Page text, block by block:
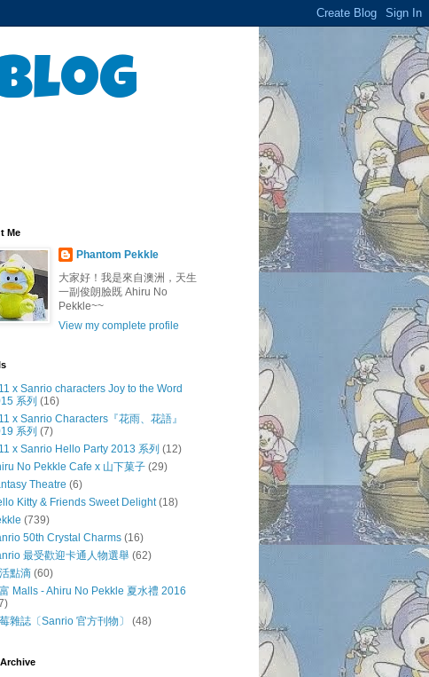
Me
Phantom Pekkle
大家好！我是來自澳洲，天生
一副俊朗臉既 Ahiru No
Pekkle~~
View my complete profile
x Sanrio characters Joy to the Word
系列 (16)
x Sanrio Characters『花雨、花語』
系列 (7)
x Sanrio Hello Party 2013 系列 (12)
No Pekkle Cafe x 山下菓子 (29)
Theatre (6)
Kitty & Friends Sweet Delight (18)
(739)
50th Crystal Charms (16)
最受歡迎卡通人物選舉 (62)
點滴 (60)
Malls - Ahiru No Pekkle 夏水禮 2016
雜誌〔Sanrio 官方刊物〕
(48)